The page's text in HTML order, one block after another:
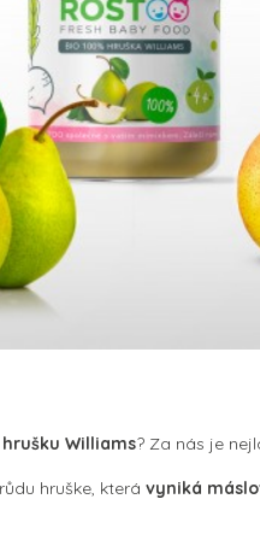
hrušku Williams? Za nás je
hruške, která vyniká